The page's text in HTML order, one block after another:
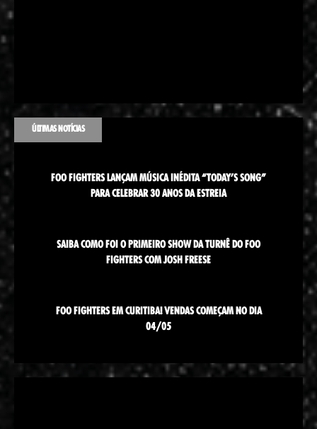
ÚLTIMAS NOTÍCIAS
FOO FIGHTERS LANÇAM MÚSICA INÉDITA “TODAY’S SONG”
PARA CELEBRAR 30 ANOS DA ESTREIA
SAIBA COMO FOI O PRIMEIRO SHOW DA TURNÊ DO FOO
FIGHTERS COM JOSH FREESE
FOO FIGHTERS EM CURITIBA! VENDAS COMEÇAM NO DIA
04/05